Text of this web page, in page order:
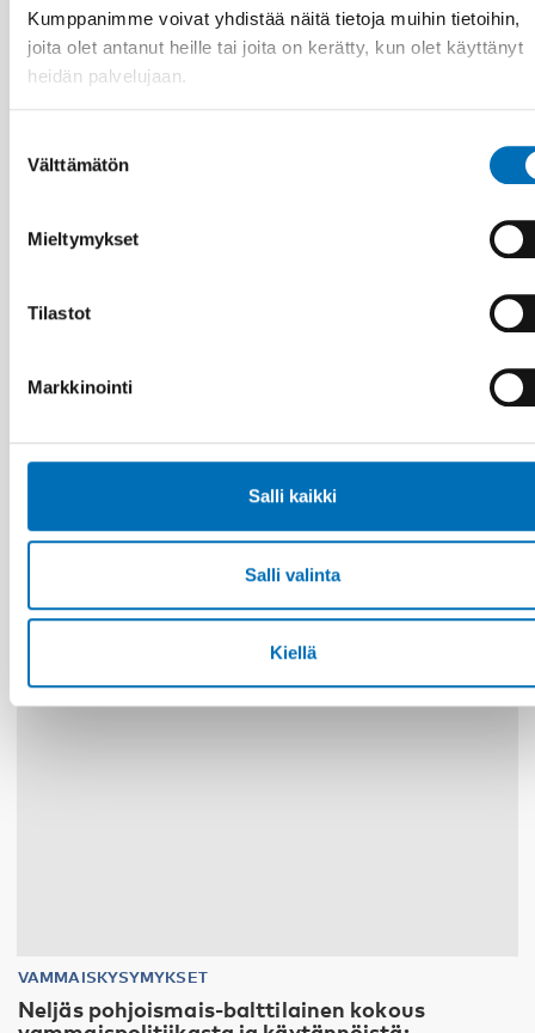
Kumppanimme voivat yhdistää näitä tietoja muihin tietoihin,
joita olet antanut heille tai joita on kerätty, kun olet käyttänyt
heidän palvelujaan.
valinta
Välttämätön
Mieltymykset
Tilastot
Markkinointi
Salli kaikki
Salli valinta
Kiellä
Nordisk samarbeid om
funksjonshinderspørsmål – Årsrapport 2024
VAMMAISKYSYMYKSET
Neljäs pohjoismais-balttilainen kokous